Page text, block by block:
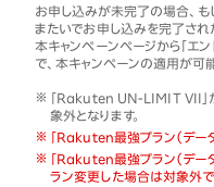
お申し込みが未完了の場合、も
またいでお申し込みを完了さ
本キャンペーンページから「エン
で、本キャンペーンの適用が可能
「Rakuten UN-LIMIT VII」
象外となります。
「Rakuten最強プラン（デー
「Rakuten最強プラン（デー
ラン変更した場合は対象外